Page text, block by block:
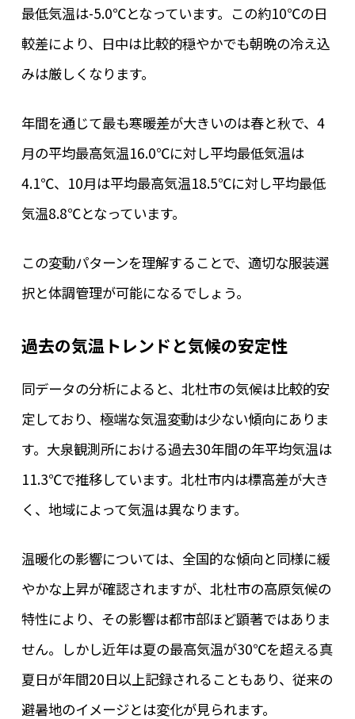
最低気温は-5.0℃となっています。この約10℃の日
較差により、日中は比較的穏やかでも朝晩の冷え込
みは厳しくなります。
年間を通じて最も寒暖差が大きいのは春と秋で、4
月の平均最高気温16.0℃に対し平均最低気温は
4.1℃、10月は平均最高気温18.5℃に対し平均最低
気温8.8℃となっています。
この変動パターンを理解することで、適切な服装選
択と体調管理が可能になるでしょう。
過去の気温トレンドと気候の安定性
同データの分析によると、北杜市の気候は比較的安
定しており、極端な気温変動は少ない傾向にありま
す。大泉観測所における過去30年間の年平均気温は
11.3℃で推移しています。北杜市内は標高差が大き
く、地域によって気温は異なります。
温暖化の影響については、全国的な傾向と同様に緩
やかな上昇が確認されますが、北杜市の高原気候の
特性により、その影響は都市部ほど顕著ではありま
せん。しかし近年は夏の最高気温が30℃を超える真
夏日が年間20日以上記録されることもあり、従来の
避暑地のイメージとは変化が見られます。